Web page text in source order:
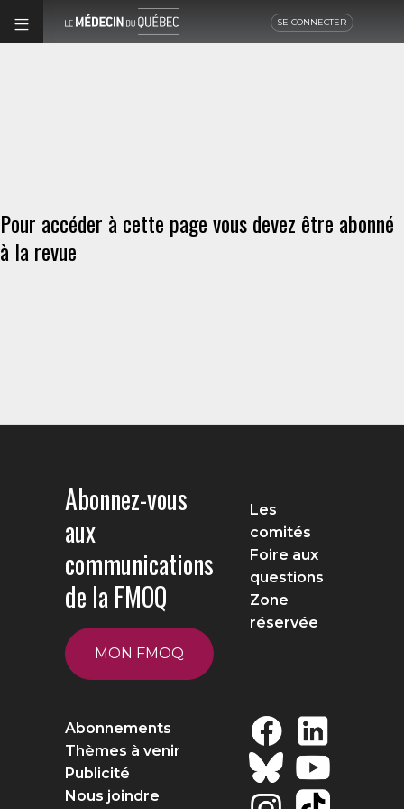
SE CONNECTER
Pour accéder à cette page vous devez être abonné
à la revue
Abonnez-vous
aux
communications
de la FMOQ
MON FMOQ
Les
comités
Foire aux
questions
Zone
réservée
Abonnements
Thèmes à venir
Publicité
Nous joindre